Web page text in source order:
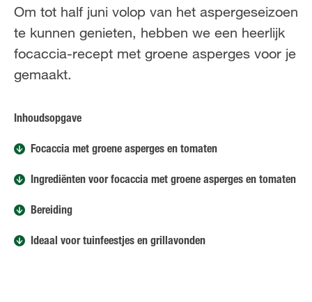
Om tot half juni volop van het aspergeseizoen
te kunnen genieten, hebben we een heerlijk
focaccia-recept met groene asperges voor je
gemaakt.
Inhoudsopgave
Focaccia met groene asperges en tomaten
Ingrediënten voor focaccia met groene asperges en tomaten
Bereiding
Ideaal voor tuinfeestjes en grillavonden